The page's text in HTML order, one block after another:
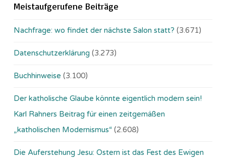
Meistaufgerufene Beiträge
Nachfrage: wo findet der nächste Salon statt? (3.671)
Datenschutzerklärung (3.273)
Buchhinweise (3.100)
Der katholische Glaube könnte eigentlich modern sein!
Karl Rahners Beitrag für einen zeitgemäßen
„katholischen Modernismus“ (2.608)
Die Auferstehung Jesu: Ostern ist das Fest des Ewigen